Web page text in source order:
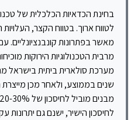
בחינת הכדאיות הכלכלית של
לטווח ארוך. בטווח הקצר, העלויות
מאשר בפתרונות קונבנציונליים.
מרבית הטכנולוגיות הירוקות
שנים בממוצע, ולאחר מכן מייצרת
לחיסכון הישיר, ישנם גם יתרונות